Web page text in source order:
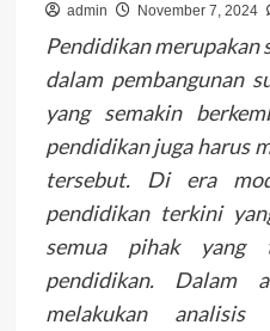
admin November 7, 2024
Pendidikan merupakan
dalam pembangunan
yang semakin
pendidikan juga harus
tersebut. Di era
pendidikan terkini
semua pihak yang
pendidikan.
melakukan analisis